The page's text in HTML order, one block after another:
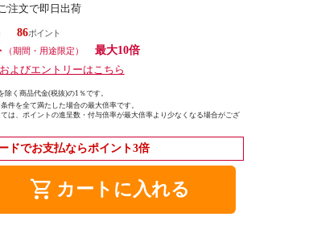
注文で即日出荷
86
（期間・用途限定）
最大10倍
よびエントリーはこちら
く商品代金(税抜)の1％です。
件を全て満たした場合の最大倍率です。
は、ポイントの進呈数・付与倍率が最大倍率より少なくなる場合がござ
ドでお支払ならポイント3倍
shopping_cart カートに入れる